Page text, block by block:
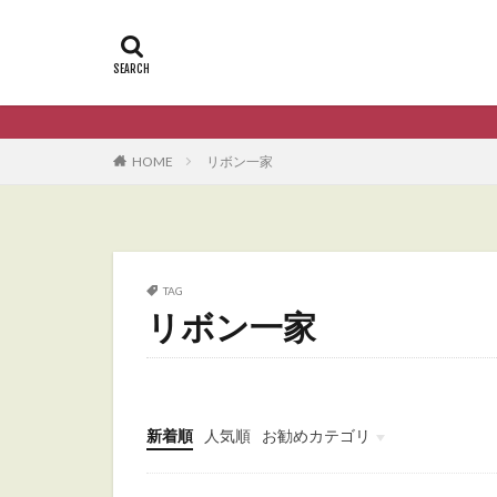
HOME リボン一家
TAG
リボン一家
新着順 人気順
お勧めカテゴリ
Uncategorized